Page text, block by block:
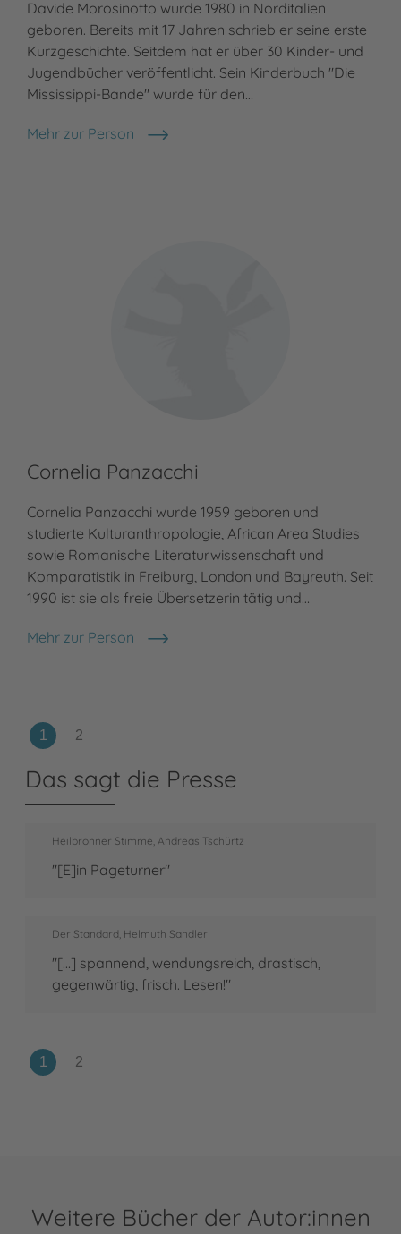
Davide Morosinotto wurde 1980 in Norditalien
geboren. Bereits mit 17 Jahren schrieb er seine erste
Kurzgeschichte. Seitdem hat er über 30 Kinder- und
Jugendbücher veröffentlicht. Sein Kinderbuch "Die
Mississippi-Bande" wurde für den…
Mehr zur Person
Davide Morosinotto
Cornelia Panzacchi
Cornelia Panzacchi wurde 1959 geboren und
studierte Kulturanthropologie, African Area Studies
sowie Romanische Literaturwissenschaft und
Komparatistik in Freiburg, London und Bayreuth. Seit
1990 ist sie als freie Übersetzerin tätig und…
Mehr zur Person
Cornelia Panzacchi
Das sagt die Presse
Heilbronner Stimme, Andreas Tschürtz
"[E]in Pageturner"
Der Standard, Helmuth Sandler
"[...] spannend, wendungsreich, drastisch,
gegenwärtig, frisch. Lesen!"
Weitere Bücher der Autor:innen